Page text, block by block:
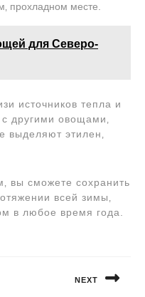
прохладном месте.
для Северо-
источников тепла и
другими овощами‚
выделяют этилен‚
вы сможете сохранить
всей зимы‚
в любое время года.
NEXT